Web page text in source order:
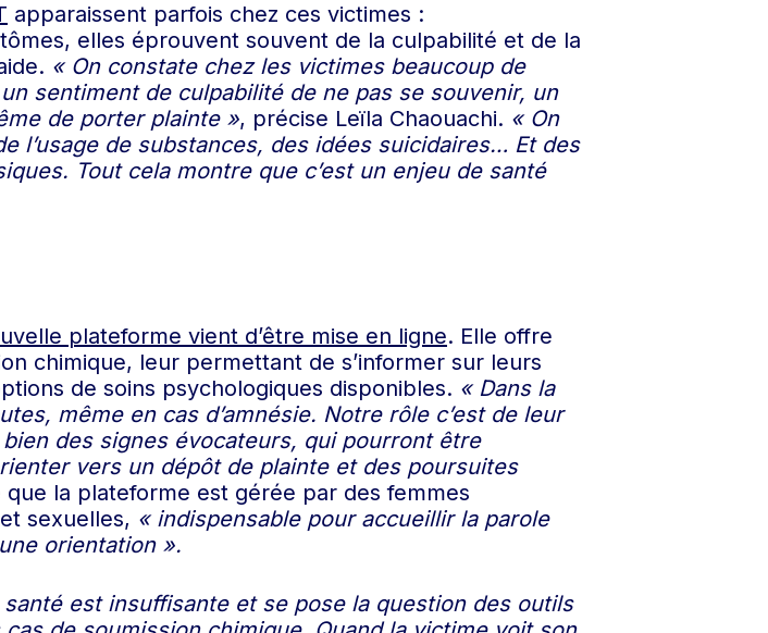
apparaissent parfois chez ces victimes :
elles éprouvent souvent de la culpabilité et de la
« On constate chez les victimes beaucoup de
sentiment de culpabilité de ne pas se souvenir, un
de porter plainte », précise Leïla Chaouachi. « On
l’usage de substances, des idées suicidaires… Et des
Tout cela montre que c’est un enjeu de santé
plateforme vient d’être mise en ligne. Elle offre
chimique, leur permettant de s’informer sur leurs
de soins psychologiques disponibles. « Dans la
même en cas d’amnésie. Notre rôle c’est de leur
des signes évocateurs, qui pourront être
vers un dépôt de plainte et des poursuites
la plateforme est gérée par des femmes
sexuelles, « indispensable pour accueillir la parole
orientation ».
est insuffisante et se pose la question des outils